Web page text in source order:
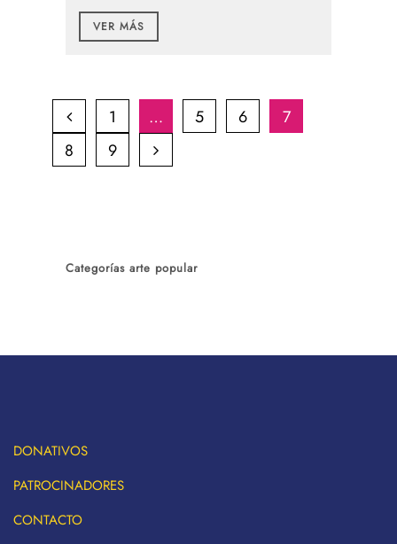
VER MÁS
1 … 5 6
7
8
9
Categorías arte popular
DONATIVOS
PATROCINADORES
CONTACTO